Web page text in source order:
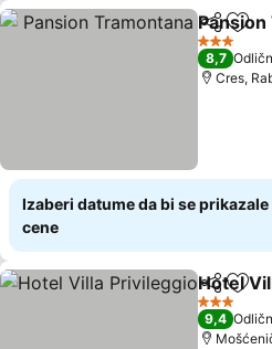
Deli
3 Zvezdice
8,7
Cres,
Izaberi datume da bi se
cene
Deli
Hotel
3 Zvezdice
9,4